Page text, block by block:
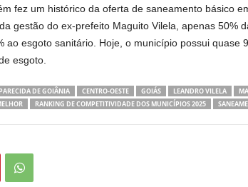
fez um histórico da oferta de saneamento básico
gestão do ex-prefeito Maguito Vilela, apenas 50%
ao esgoto sanitário. Hoje, o município possui quase
esgoto.
DE GOIÂNIA CENTRO-OESTE GOIÁS LEANDRO VILELA
RANKING DE COMPETITIVIDADE DOS MUNICÍPIOS 2025